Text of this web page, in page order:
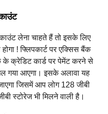
लेना चाहते हैं तो इसके लिए
! फ्लिपकार्ट पर एक्सिस बैंक
के क्रेडिट कार्ड पर पेमेंट करने से
गया आएगा। इसके अलावा यह
जिसमें आप लोग 128 जीबी
स्टोरेज भी मिलने वाली है।